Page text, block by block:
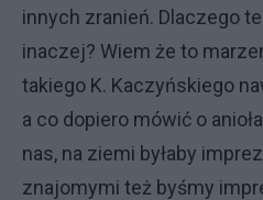
innych zranień. Dlaczego
inaczej? Wiem że to
takiego K. Kaczyńskiego
a co dopiero mówić o
nas, na ziemi byłaby
znajomymi też byśmy